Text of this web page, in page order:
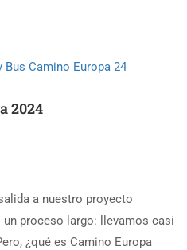
2024
a nuestro proyecto
un proceso largo: llevamos casi
¿qué es Camino Europa